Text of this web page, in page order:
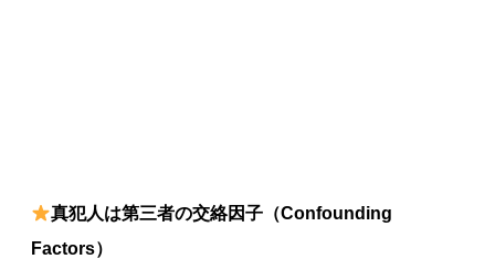
真犯人は第三者の交絡因子（Confounding
Factors）